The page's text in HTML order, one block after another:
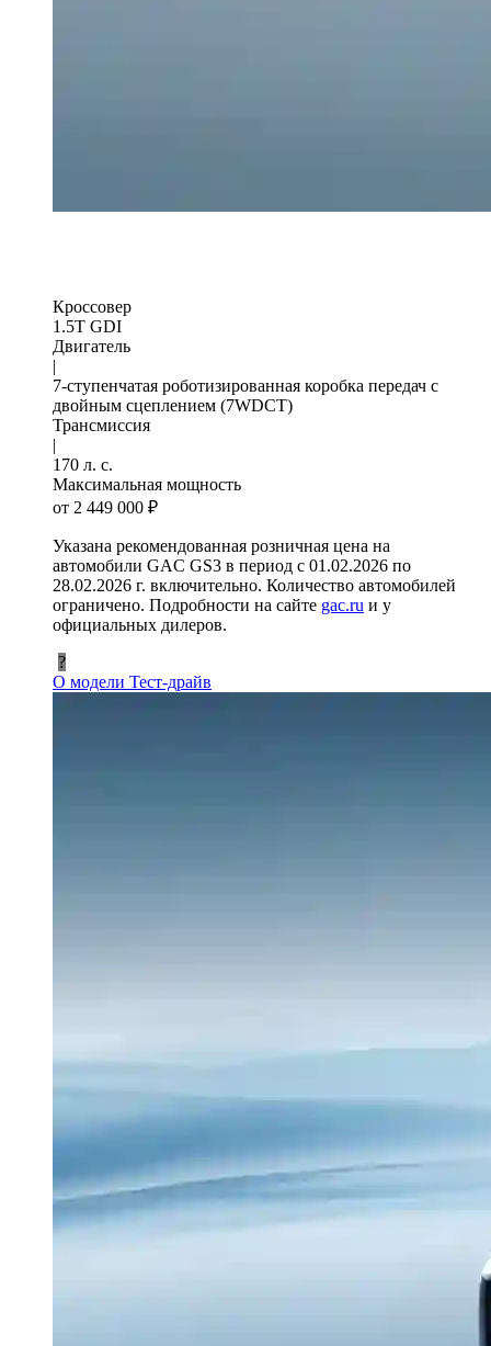
Кроссовер
1.5T GDI
Двигатель
|
7-ступенчатая роботизированная коробка передач с
двойным сцеплением (7WDCT)
Трансмиссия
|
170 л. с.
Максимальная мощность
от 2 449 000 ₽
Указана рекомендованная розничная цена на
автомобили GAC GS3 в период с 01.02.2026 по
28.02.2026 г. включительно. Количество автомобилей
ограничено. Подробности на сайте gac.ru и у
официальных дилеров.
?
О модели Тест-драйв